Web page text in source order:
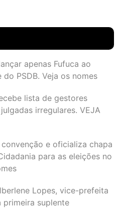
apenas Fufuca ao
PSDB. Veja os nomes
lista de gestores
irregulares. VEJA
e oficializa chapa
para as eleições no
Lopes, vice-prefeita
primeira suplente